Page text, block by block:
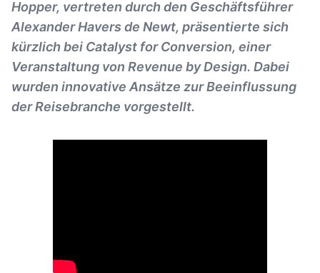
Hopper, vertreten durch den Geschäftsführer
Alexander Havers de Newt, präsentierte sich
kürzlich bei Catalyst for Conversion, einer
Veranstaltung von Revenue by Design. Dabei
wurden innovative Ansätze zur Beeinflussung
der Reisebranche vorgestellt.